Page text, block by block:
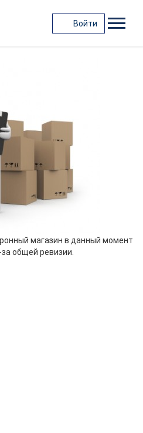
Войти
магазин в данный момент
общей ревизии.